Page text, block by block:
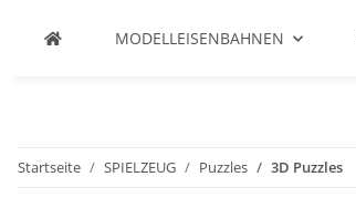
MODELLEISENBAHNEN
Startseite SPIELZEUG Puzzles 3D Puzzles